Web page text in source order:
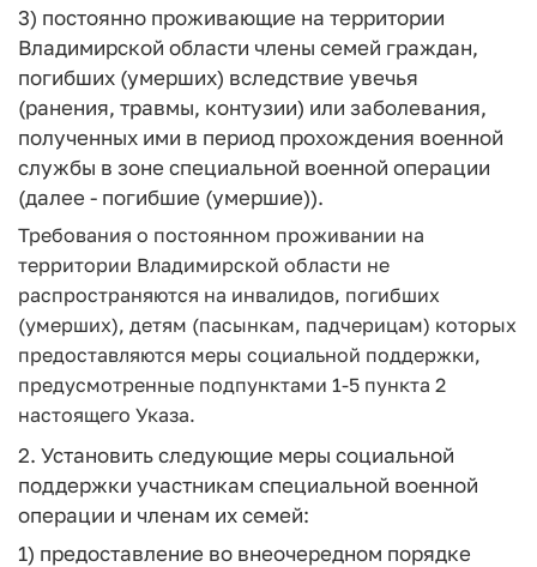
3) постоянно проживающие на территории
Владимирской области члены семей граждан,
погибших (умерших) вследствие увечья
(ранения, травмы, контузии) или заболевания,
полученных ими в период прохождения военной
службы в зоне специальной военной операции
(далее - погибшие (умершие)).
Требования о постоянном проживании на
территории Владимирской области не
распространяются на инвалидов, погибших
(умерших), детям (пасынкам, падчерицам) которых
предоставляются меры социальной поддержки,
предусмотренные подпунктами 1-5 пункта 2
настоящего Указа.
2. Установить следующие меры социальной
поддержки участникам специальной военной
операции и членам их семей:
1) предоставление во внеочередном порядке